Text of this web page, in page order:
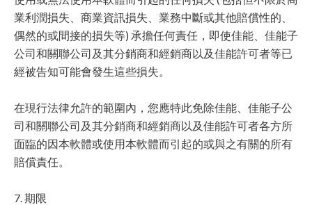
業利潤損失、商業資訊損失、業務中斷或其他賠償性的、
偶然的或間接的損失等) 承擔任何責任，即使佳能、佳能子
公司和關聯公司及其分銷商和經銷商以及佳能許可者等已
經被告知可能會發生這些損失。
在現行法律允許的範圍內，您應特此免除佳能、佳能子公
司和關聯公司及其分銷商和經銷商以及佳能許可者各方所
面臨的因本軟體或使用本軟體而引起的或與之有關的所有
賠償責任。
7. 期限